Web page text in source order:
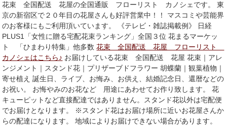
花束 全国配送 花屋の全国通販 フローリスト カノシェです。 東
京の新宿区で２０年目の花屋さんも好評営業中！！ マスコミや芸能界
のお客様にもご利用頂いています。 《テレビ・雑誌掲載例》 日経
PLUS1「女性に贈る宅配花束ランキング」全国３位 花まるマーケッ
ト 「ひまわり特集」他多数花束 全国配送 花屋 フローリスト
カノシェはこちら♪ お届けしている花束 全国配送 花屋 花束｜アレ
ンジメント｜スタンド花｜プリザーブドフラワー 胡蝶蘭｜観葉植物｜
寄せ植え 誕生日、ライブ、お悔み、お供え、結婚記念日、還暦などの
お祝い。 お悔やみのお花など 用途にあわせてお作り致します。 花
キューピットなど直接配達ではありません。スタンド花以外は宅配便
でお届けとなります。 ※スタンド花はお届け場所に近いお花屋さんか
らの配達になります。 地域によりお届けできない場合があります。